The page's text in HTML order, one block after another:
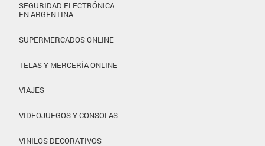
SEGURIDAD ELECTRÓNICA
EN ARGENTINA
SUPERMERCADOS ONLINE
TELAS Y MERCERÍA ONLINE
VIAJES
VIDEOJUEGOS Y CONSOLAS
VINILOS DECORATIVOS